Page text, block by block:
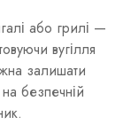
або грилі —
вугілля
залишати
безпечній